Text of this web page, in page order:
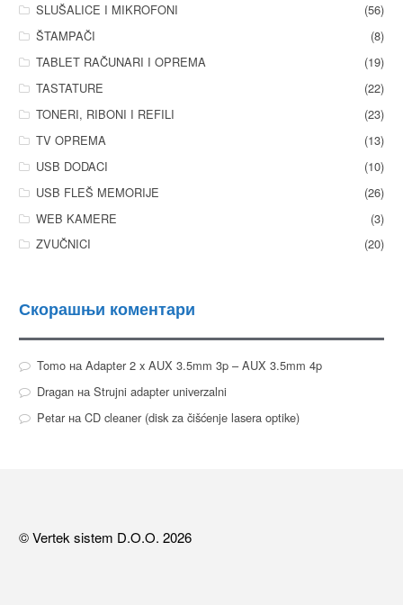
SLUŠALICE I MIKROFONI
(56)
ŠTAMPAČI
(8)
TABLET RAČUNARI I OPREMA
(19)
TASTATURE
(22)
TONERI, RIBONI I REFILI
(23)
TV OPREMA
(13)
USB DODACI
(10)
USB FLEŠ MEMORIJE
(26)
WEB KAMERE
(3)
ZVUČNICI
(20)
Скорашњи коментари
Tomoна Adapter 2 x AUX 3.5mm 3p – AUX 3.5mm 4p
Draganна Strujni adapter univerzalni
Petarна CD cleaner (disk za čišćenje lasera optike)
© Vertek sistem D.O.O. 2026